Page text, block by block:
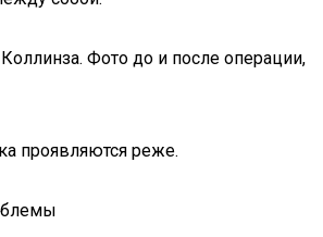
проявляются реже.